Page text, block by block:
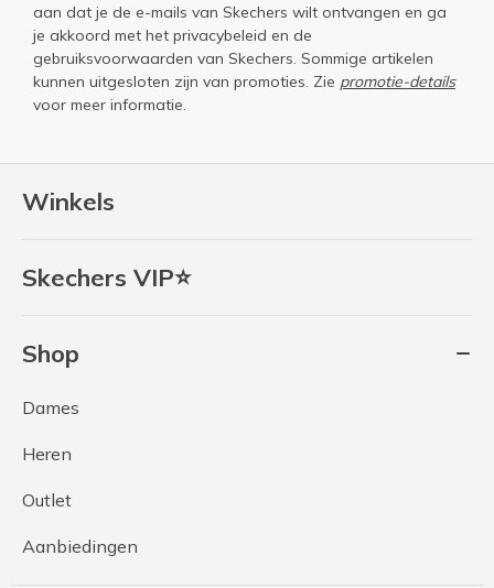
Winkels
Skechers VIP⭐
Shop
Dames
Heren
Outlet
Aanbiedingen
aan dat je de e-mails van Skechers wilt ontvangen en ga
je akkoord met het privacybeleid en de
gebruiksvoorwaarden van Skechers. Sommige artikelen
kunnen uitgesloten zijn van promoties. Zie promotie-details
voor meer informatie.